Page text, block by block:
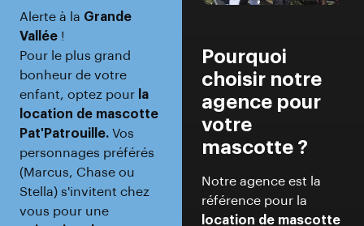
Alerte à la Grande
Vallée !
Pour le plus grand
bonheur de votre
enfant, optez pour la
location de mascotte
Pat'Patrouille. Vos
personnages préférés
(Marcus, Chase ou
Stella) s'invitent chez
vous pour une
Pourquoi
choisir notre
agence pour
votre
mascotte ?
Notre agence est la
référence pour la
location de mascotte